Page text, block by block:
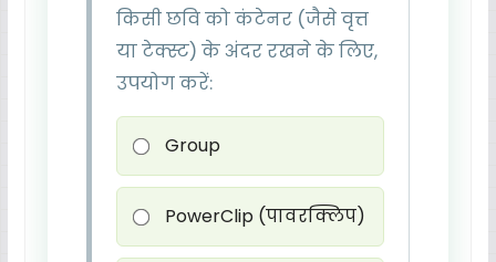
किसी छवि को कंटेनर (जैसे वृत्त
या टेक्स्ट) के अंदर रखने के लिए,
उपयोग करें:
Group
PowerClip (पावरक्लिप)